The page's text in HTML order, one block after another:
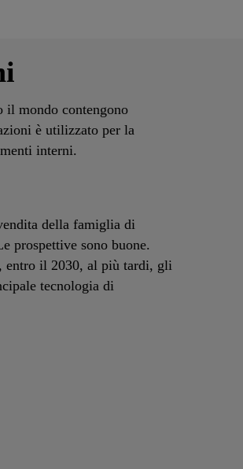
il mondo contengono
è utilizzato per la
interni.
della famiglia di
prospettive sono buone.
entro il 2030, al più tardi, gli
tecnologia di